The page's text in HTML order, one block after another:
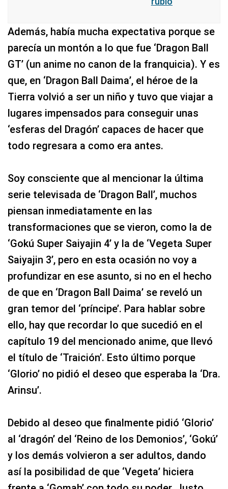
Además, había mucha expectativa porque se
parecía un montón a lo que fue ‘Dragon Ball
GT’ (un anime no canon de la franquicia). Y es
que, en ‘Dragon Ball Daima’, el héroe de la
Tierra volvió a ser un niño y tuvo que viajar a
lugares impensados para conseguir unas
‘esferas del Dragón’ capaces de hacer que
todo regresara a como era antes.
Soy consciente que al mencionar la última
serie televisada de ‘Dragon Ball’, muchos
piensan inmediatamente en las
transformaciones que se vieron, como la de
‘Gokú Super Saiyajin 4’ y la de ‘Vegeta Super
Saiyajin 3’, pero en esta ocasión no voy a
profundizar en ese asunto, si no en el hecho
de que en ‘Dragon Ball Daima’ se reveló un
gran temor del ‘príncipe’. Para hablar sobre
ello, hay que recordar lo que sucedió en el
capítulo 19 del mencionado anime, que llevó
el título de ‘Traición’. Esto último porque
‘Glorio’ no pidió el deseo que esperaba la ‘Dra.
Arinsu’.
Debido al deseo que finalmente pidió ‘Glorio’
al ‘dragón’ del ‘Reino de los Demonios’, ‘Gokú’
y los demás volvieron a ser adultos, dando
así la posibilidad de que ‘Vegeta’ hiciera